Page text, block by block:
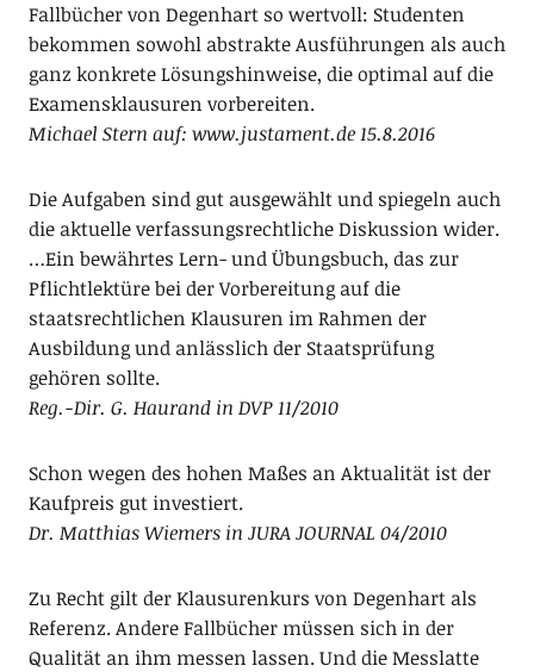
Fallbücher von Degenhart so wertvoll: Studenten
bekommen sowohl abstrakte Ausführungen als auch
ganz konkrete Lösungshinweise, die optimal auf die
Examensklausuren vorbereiten.
Michael Stern auf: www.justament.de 15.8.2016
Die Aufgaben sind gut ausgewählt und spiegeln auch
die aktuelle verfassungsrechtliche Diskussion wider.
…Ein bewährtes Lern- und Übungsbuch, das zur
Pflichtlektüre bei der Vorbereitung auf die
staatsrechtlichen Klausuren im Rahmen der
Ausbildung und anlässlich der Staatsprüfung
gehören sollte.
Reg.-Dir. G. Haurand in DVP 11/2010
Schon wegen des hohen Maßes an Aktualität ist der
Kaufpreis gut investiert.
Dr. Matthias Wiemers in JURA JOURNAL 04/2010
Zu Recht gilt der Klausurenkurs von Degenhart als
Referenz. Andere Fallbücher müssen sich in der
Qualität an ihm messen lassen. Und die Messlatte